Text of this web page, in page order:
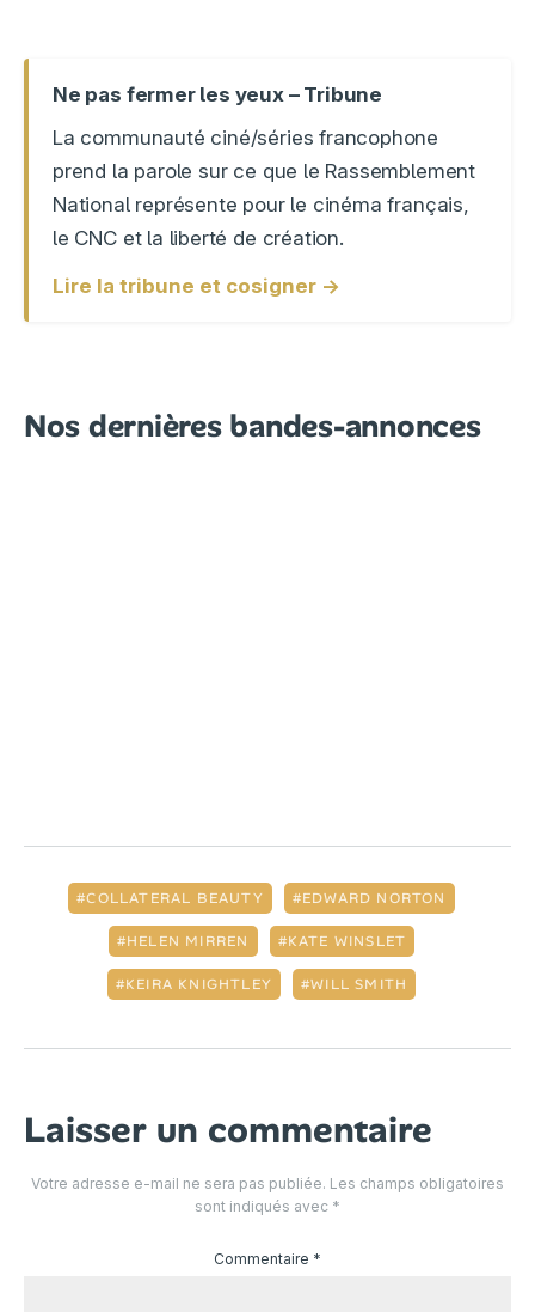
Ne pas fermer les yeux – Tribune
La communauté ciné/séries francophone
prend la parole sur ce que le Rassemblement
National représente pour le cinéma français,
le CNC et la liberté de création.
Lire la tribune et cosigner →
Nos dernières bandes-annonces
COLLATERAL BEAUTY EDWARD NORTON
HELEN MIRREN KATE WINSLET
KEIRA KNIGHTLEY WILL SMITH
Laisser un commentaire
Votre adresse e-mail ne sera pas publiée. Les champs obligatoires
sont indiqués avec *
Commentaire *